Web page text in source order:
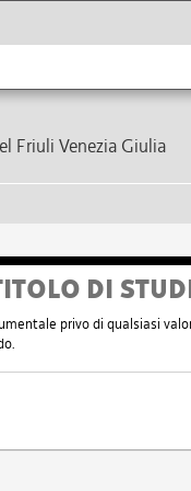
Friuli Venezia Giulia
DI
privo di qualsiasi